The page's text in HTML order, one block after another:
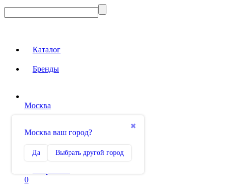
Каталог
Бренды
Москва
✖
Москва ваш город?
Да Выбрать другой город
Сравнение
0